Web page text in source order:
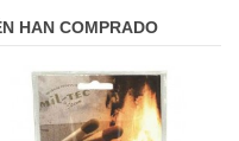
HAN COMPRADO